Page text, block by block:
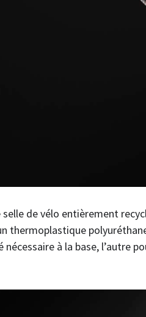
de vélo entièrement
thermoplastique
à la base, l’autre